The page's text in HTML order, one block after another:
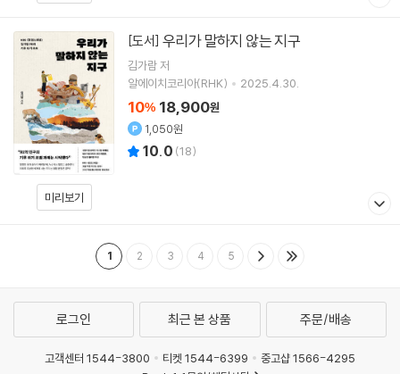
미리보기
[도서] 우리가 말하지 않는 지구
김가람저
알에이치코리아(RHK)
2025.4.30.
10% 18,900원
1,050원
10.0 (18)
1 2 3 4 5
로그인 최근 본 상품 주문/배송
고객센터 1544-3800 티켓 1544-6399
중고샵 1566-4295